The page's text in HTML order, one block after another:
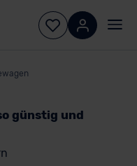
günstig und